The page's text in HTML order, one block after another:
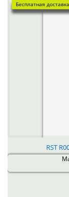
Бесплатная доставка
RST